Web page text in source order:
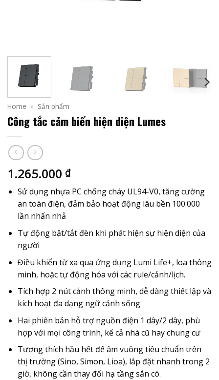
Home » Sản phẩm
Công tắc cảm biến hiện diện Lumes
1.265.000 ₫
Sử dụng nhựa PC chống cháy UL94-V0, tăng cường
an toàn điện, đảm bảo hoạt động lâu bền 100.000
lần nhấn nhả
Tự động bật/tắt đèn khi phát hiện sự hiện diện của
người
Điều khiển từ xa qua ứng dụng Lumi Life+, loa thông
minh, hoặc tự động hóa với các rule/cảnh/lịch.
Tích hợp 2 nút cảnh thông minh, dễ dàng thiết lập và
kích hoạt đa dạng ngữ cảnh sống
Hai phiên bản hỗ trợ nguồn điện 1 dây/2 dây, phù
hợp với mọi công trình, kể cả nhà cũ hay chung cư
Tương thích hầu hết đế âm vuông tiêu chuẩn trên
thị trường (Sino, Simon, Lioa), lắp đặt nhanh trong 2
giờ, không cần thay đổi hạ tầng sẵn có.